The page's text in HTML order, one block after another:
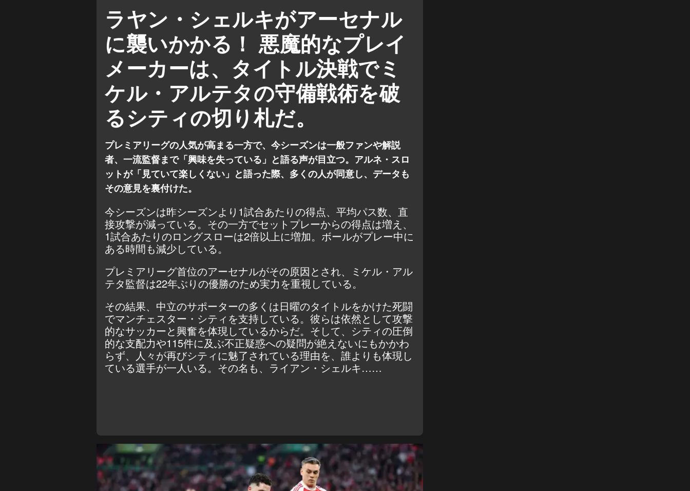
ラヤン・シェルキがアーセナル
に襲いかかる！ 悪魔的なプレイ
メーカーは、タイトル決戦でミ
ケル・アルテタの守備戦術を破
るシティの切り札だ。
特集＆コラム
プレミアリーグの人気が高まる一方で、今シーズンは一般ファンや解説
者、一流監督まで「興味を失っている」と語る声が目立つ。アルネ・スロ
ットが「見ていて楽しくない」と語った際、多くの人が同意し、データも
その意見を裏付けた。
今シーズンは昨シーズンより1試合あたりの得点、平均パス数、直
接攻撃が減っている。その一方でセットプレーからの得点は増え、
1試合あたりのロングスローは2倍以上に増加。ボールがプレー中に
ある時間も減少している。
プレミアリーグ首位のアーセナルがその原因とされ、ミケル・アル
テタ監督は22年ぶりの優勝のため実力を重視している。
その結果、中立のサポーターの多くは日曜のタイトルをかけた死闘
でマンチェスター・シティを支持している。彼らは依然として攻撃
的なサッカーと興奮を体現しているからだ。そして、シティの圧倒
的な支配力や115件に及ぶ不正疑惑への疑問が絶えないにもかかわ
らず、人々が再びシティに魅了されている理由を、誰よりも体現し
ている選手が一人いる。その名も、ライアン・シェルキ……